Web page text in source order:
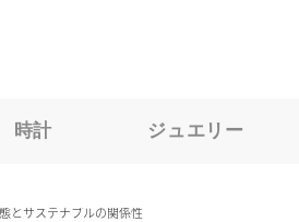
時計 ジュエリー
とサステナブルの関係性